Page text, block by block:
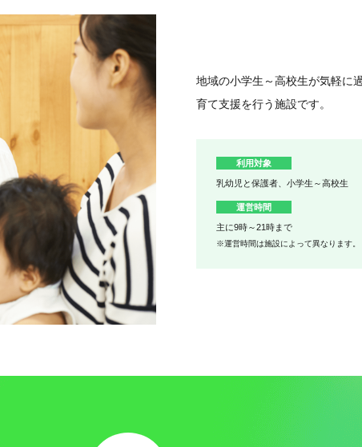
地域の小学生～高校生が気軽に
育て支援を行う施設です。
利用対象
乳幼児と保護者、小学生～高校生
運営時間
主に9時～21時まで
※運営時間は施設によって異なります。